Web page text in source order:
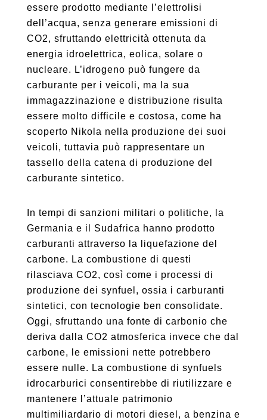
essere prodotto mediante l’elettrolisi
dell’acqua, senza generare emissioni di
CO2, sfruttando elettricità ottenuta da
energia idroelettrica, eolica, solare o
nucleare. L’idrogeno può fungere da
carburante per i veicoli, ma la sua
immagazzinazione e distribuzione risulta
essere molto difficile e costosa, come ha
scoperto Nikola nella produzione dei suoi
veicoli, tuttavia può rappresentare un
tassello della catena di produzione del
carburante sintetico.
In tempi di sanzioni militari o politiche, la
Germania e il Sudafrica hanno prodotto
carburanti attraverso la liquefazione del
carbone. La combustione di questi
rilasciava CO2, così come i processi di
produzione dei synfuel, ossia i carburanti
sintetici, con tecnologie ben consolidate.
Oggi, sfruttando una fonte di carbonio che
deriva dalla CO2 atmosferica invece che dal
carbone, le emissioni nette potrebbero
essere nulle. La combustione di synfuels
idrocarburici consentirebbe di riutilizzare e
mantenere l’attuale patrimonio
multimiliardario di motori diesel, a benzina e